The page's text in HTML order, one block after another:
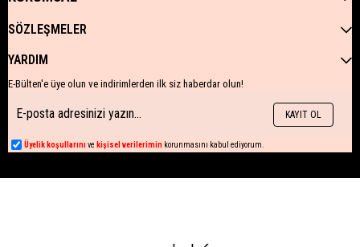
SÖZLEŞMELER
YARDIM
E-Bülten'e üye olun ve indirimlerden ilk siz haberdar olun!
KAYIT OL
Üyelik koşullarını ve kişisel verilerimin korunmasını kabul ediyorum.